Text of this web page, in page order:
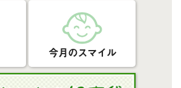
今月のスマイル